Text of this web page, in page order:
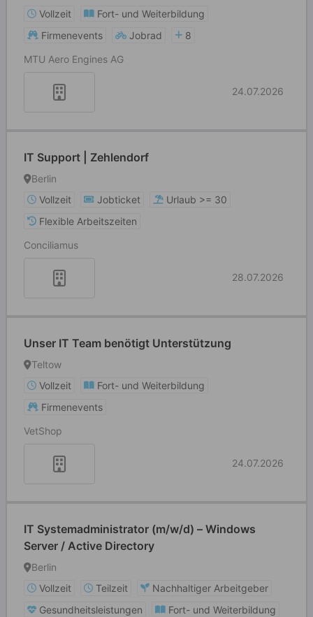
Vollzeit
Fort- und Weiterbildung
Firmenevents
Jobrad
8
MTU Aero Engines AG
24.07.2026
IT Support | Zehlendorf
Berlin
Vollzeit
Jobticket
Urlaub >= 30
Flexible Arbeitszeiten
Conciliamus
28.07.2026
Unser IT Team benötigt Unterstützung
Teltow
Vollzeit
Fort- und Weiterbildung
Firmenevents
VetShop
24.07.2026
IT Systemadministrator (m/w/d) – Windows
Server / Active Directory
Berlin
Vollzeit
Teilzeit
Nachhaltiger Arbeitgeber
Gesundheitsleistungen
Fort- und Weiterbildung